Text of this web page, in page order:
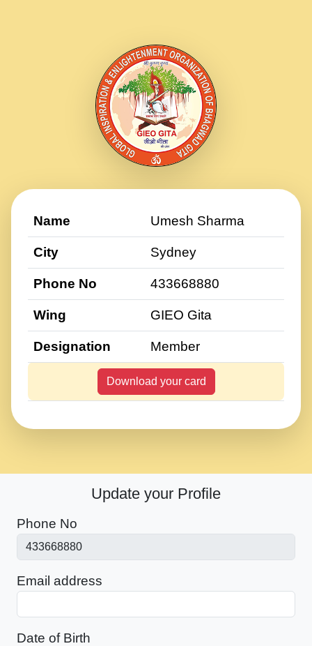
Name Umesh Sharma
City Sydney
Phone No 433668880
Wing GIEO Gita
Designation Member
Download your card
Update your Profile
Phone No
Email address
Date of Birth